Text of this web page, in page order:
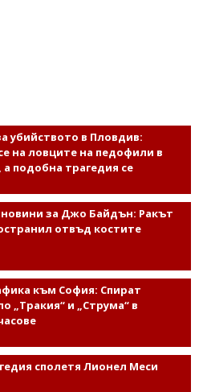
убийството в Пловдив:
на ловците на педофили в
подобна трагедия се
за Джо Байдън: Ракът
отвъд костите
към София: Спират
„Тракия“ и „Струма“ в
сполетя Лионел Меси